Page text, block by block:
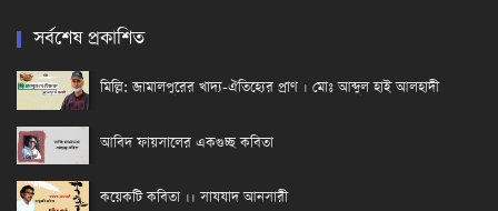
সর্বশেষ প্রকাশিত
মিল্লি: জামালপুরের খাদ্য-ঐতিহ্যের প্রাণ । মোঃ আব্দুল হাই আলহাদী
আবিদ ফায়সালের একগুচ্ছ কবিতা
কয়েকটি কবিতা ।। সাযযাদ আনসারী